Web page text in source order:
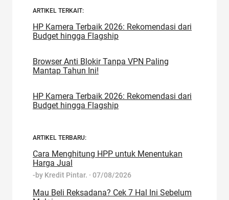
ARTIKEL TERKAIT:
HP Kamera Terbaik 2026: Rekomendasi dari
Budget hingga Flagship
Browser Anti Blokir Tanpa VPN Paling
Mantap Tahun Ini!
HP Kamera Terbaik 2026: Rekomendasi dari
Budget hingga Flagship
ARTIKEL TERBARU:
Cara Menghitung HPP untuk Menentukan
Harga Jual
-by Kredit Pintar. · 07/08/2026
Mau Beli Reksadana? Cek 7 Hal Ini Sebelum